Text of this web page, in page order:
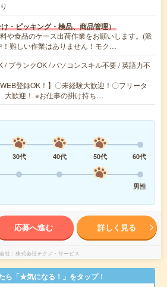
・ピッキング・検品、商品管理）
や食品のケース出荷作業をお願いします。(派
！難しい作業はありません！モク…
/ ブランクOK / パソコンスキル不要 / 英語力不
WEB登録OK！】〇未経験大歓迎！〇フリータ
歓迎！ ※お仕事の掛け持ち…
30代 40代 50代
60代
男性
応募へ進む 詳しく見る
社 株式会社テクノ・サービス
ら「★気になる！」をタップ！